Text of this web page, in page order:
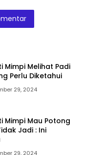
Ini Penjelasannya
Mimpi Melihat Padi
yang Perlu Diketahui
29, 2024
Mimpi Mau Potong
Jadi : Ini
29, 2024